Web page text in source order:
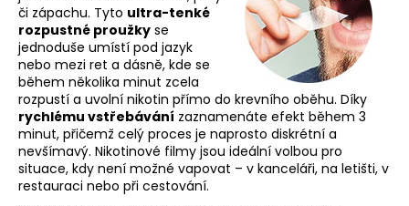
či zápachu. Tyto ultra-tenké
rozpustné proužky se
jednoduše umístí pod jazyk
nebo mezi ret a dásně, kde se
během několika minut zcela
rozpustí a uvolní nikotin přímo do krevního oběhu. Díky
rychlému vstřebávání zaznamenáte efekt během 3
minut, přičemž celý proces je naprosto diskrétní a
nevšímavý. Nikotinové filmy jsou ideální volbou pro
situace, kdy není možné vapovat – v kanceláři, na letišti, v
restauraci nebo při cestování.
o
t
ř
e
b
u
j
e